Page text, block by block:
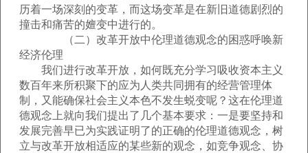
历着一场深刻的变革，而这场变革是在新旧道德剧烈的
撞击和痛苦的嬗变中进行的。
（二）改革开放中伦理道德观念的困惑呼唤新
经济伦理
我们进行改革开放，如何既充分学习吸收资本主义
数百年来所积聚下的应为人类共同拥有的经营管理体
制，又能确保社会主义本色不发生蜕变呢？这在伦理道
德观念上就向我们提出了几个基本要求：一是要坚持和
发展完善早已为实践证明了的正确的伦理道德观念，树
立与改革开放相适应的某些新的观念，如竞争观念、协